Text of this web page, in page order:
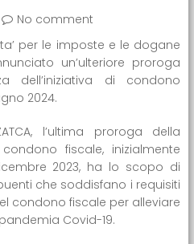
No comment
per le imposte e le dogane
un’ulteriore proroga
dell’iniziativa di condono
2024.
l’ultima proroga della
fiscale, inizialmente
2023, ha lo scopo di
che soddisfano i requisiti
condono fiscale per alleviare
Covid-19.